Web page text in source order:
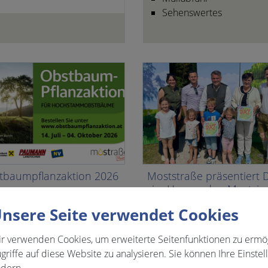
Sehenswertes
2026
Moststraße präsentiert
im Herzen den
alle Neuigkeiten
Seite verwendet Cookies
verwenden Cookies, um erweiterte Seitenfunktionen zu
auf diese Website zu analysieren. Sie können Ihre